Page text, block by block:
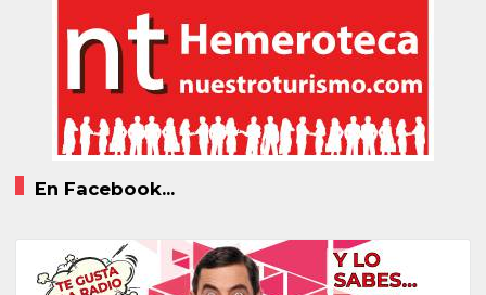
En Facebook...